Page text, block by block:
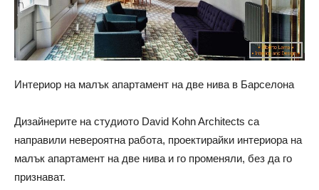
Интериор на малък апартамент на две нива в Барселона
Дизайнерите на студиото David Kohn Architects са
направили невероятна работа, проектирайки интериора на
малък апартамент на две нива и го променяли, без да го
признават.